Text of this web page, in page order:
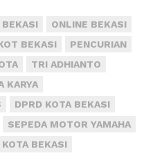
ONLINE BEKASI
BEKASI
PENCURIAN
TRI ADHIANTO
KARYA
DPRD KOTA BEKASI
SEPEDA MOTOR YAMAHA
BEKASI